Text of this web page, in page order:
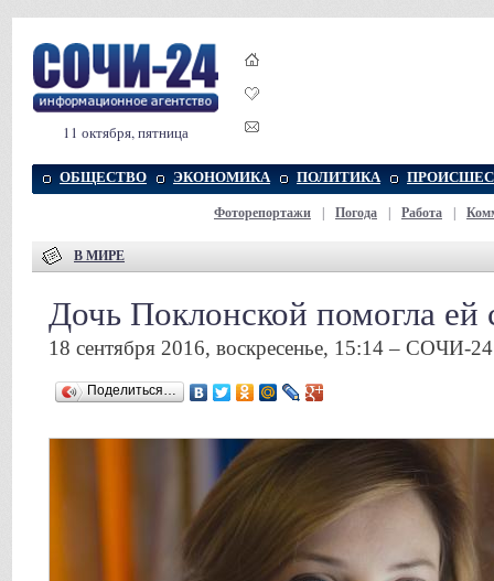
11 октября, пятница
ОБЩЕСТВО ЭКОНОМИКА ПОЛИТИКА
Фоторепортажи Погода Работа
В МИРЕ
Дочь Поклонской помогла ей
18 сентября 2016, воскресенье, 15:14 – СОЧИ-24
Поделиться…